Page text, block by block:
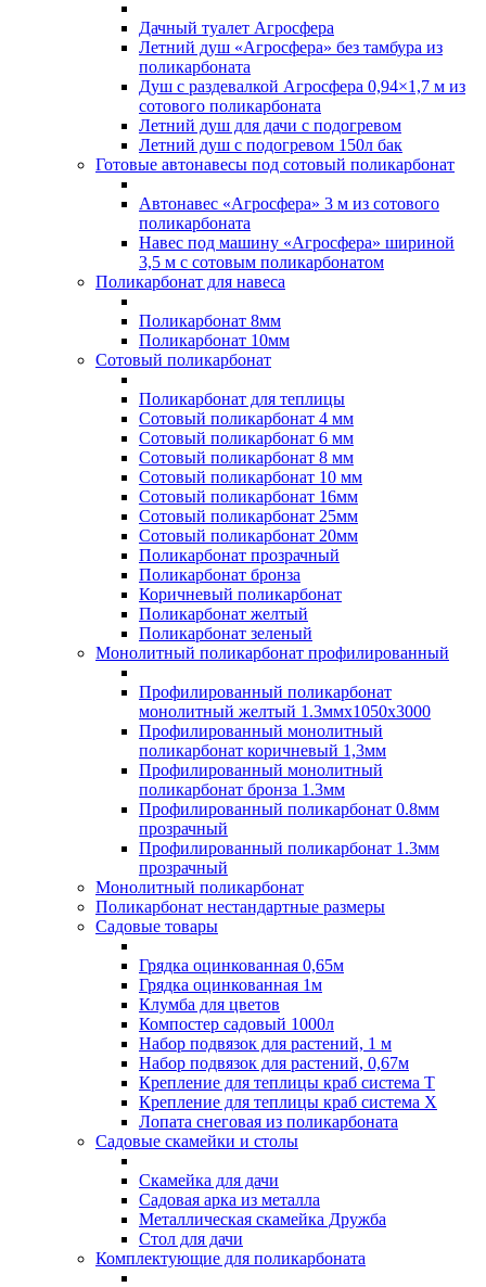
Дачный туалет Агросфера
Летний душ «Агросфера» без тамбура из
поликарбоната
Душ с раздевалкой Агросфера 0,94×1,7 м из
сотового поликарбоната
Летний душ для дачи с подогревом
Летний душ с подогревом 150л бак
Готовые автонавесы под сотовый поликарбонат
Автонавес «Агросфера» 3 м из сотового
поликарбоната
Навес под машину «Агросфера» шириной
3,5 м с сотовым поликарбонатом
Поликарбонат для навеса
Поликарбонат 8мм
Поликарбонат 10мм
Сотовый поликарбонат
Поликарбонат для теплицы
Сотовый поликарбонат 4 мм
Сотовый поликарбонат 6 мм
Сотовый поликарбонат 8 мм
Сотовый поликарбонат 10 мм
Сотовый поликарбонат 16мм
Сотовый поликарбонат 25мм
Сотовый поликарбонат 20мм
Поликарбонат прозрачный
Поликарбонат бронза
Коричневый поликарбонат
Поликарбонат желтый
Поликарбонат зеленый
Монолитный поликарбонат профилированный
Профилированный поликарбонат
монолитный желтый 1.3ммх1050х3000
Профилированный монолитный
поликарбонат коричневый 1,3мм
Профилированный монолитный
поликарбонат бронза 1.3мм
Профилированный поликарбонат 0.8мм
прозрачный
Профилированный поликарбонат 1.3мм
прозрачный
Монолитный поликарбонат
Поликарбонат нестандартные размеры
Садовые товары
Грядка оцинкованная 0,65м
Грядка оцинкованная 1м
Клумба для цветов
Компостер садовый 1000л
Набор подвязок для растений, 1 м
Набор подвязок для растений, 0,67м
Крепление для теплицы краб система Т
Крепление для теплицы краб система Х
Лопата снеговая из поликарбоната
Садовые скамейки и столы
Скамейка для дачи
Садовая арка из металла
Металлическая скамейка Дружба
Стол для дачи
Комплектующие для поликарбоната